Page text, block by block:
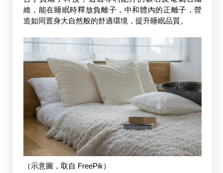
維，能在睡眠時釋放負離子，中和體內的正離子，營
造如同置身大自然般的舒適環境，提升睡眠品質。
（示意圖，取自 FreePik）